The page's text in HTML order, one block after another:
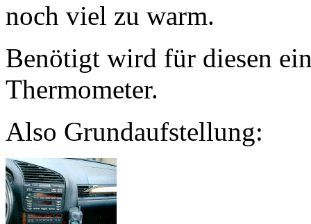
noch viel zu warm.
Benötigt wird für diesen
Thermometer.
Also Grundaufstellung: